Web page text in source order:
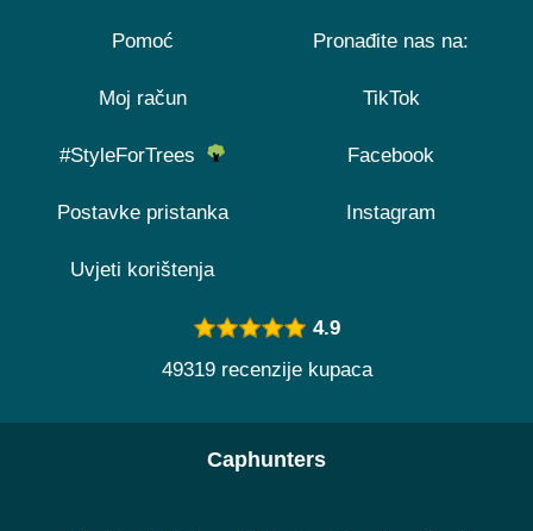
Pomoć
Moj račun
#StyleForTrees
Postavke pristanka
Uvjeti korištenja
Pronađite nas na:
TikTok
Facebook
Instagram
4.9
49319 recenzije kupaca
Caphunters